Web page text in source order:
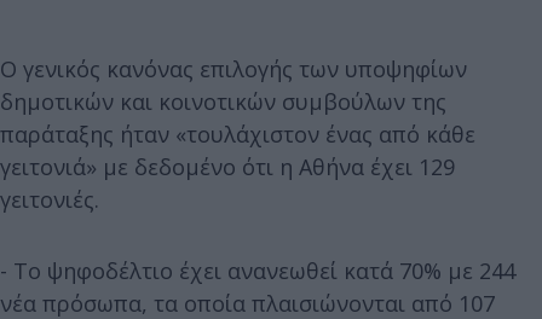
Ο γενικός κανόνας επιλογής των υποψηφίων
δημοτικών και κοινοτικών συμβούλων της
παράταξης ήταν «τουλάχιστον ένας από κάθε
γειτονιά» με δεδομένο ότι η Αθήνα έχει 129
γειτονιές.
- Το ψηφοδέλτιο έχει ανανεωθεί κατά 70% με 244
νέα πρόσωπα, τα οποία πλαισιώνονται από 107